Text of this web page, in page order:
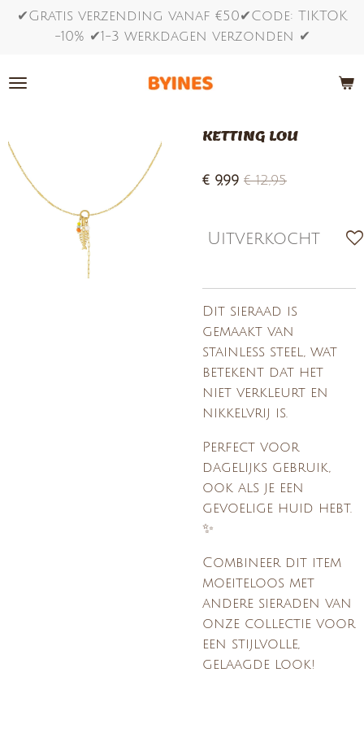
Ga
de
✔Gratis verzending vanaf €50✔Code: TIKTOK
-10% ✔1-3 werkdagen verzonden ✔
KETTING LOU
€ 9,99 € 12,95
Uitverkocht
Dit sieraad is
gemaakt van
stainless steel, wat
betekent dat het
niet verkleurt en
nikkelvrij is.
Perfect voor
dagelijks gebruik,
ook als je een
gevoelige huid hebt.
✨
Combineer dit item
moeiteloos met
andere sieraden van
onze collectie voor
een stijlvolle,
gelaagde look!